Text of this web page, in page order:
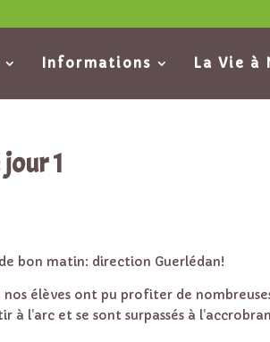
Informations La Vie à
1
bon matin: direction Guerlédan!
élèves ont pu profiter de
l’arc et se sont surpassés à